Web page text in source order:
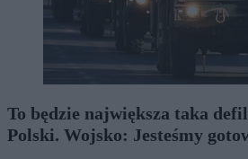
To będzie największa taka
Polski. Wojsko: Jesteśmy